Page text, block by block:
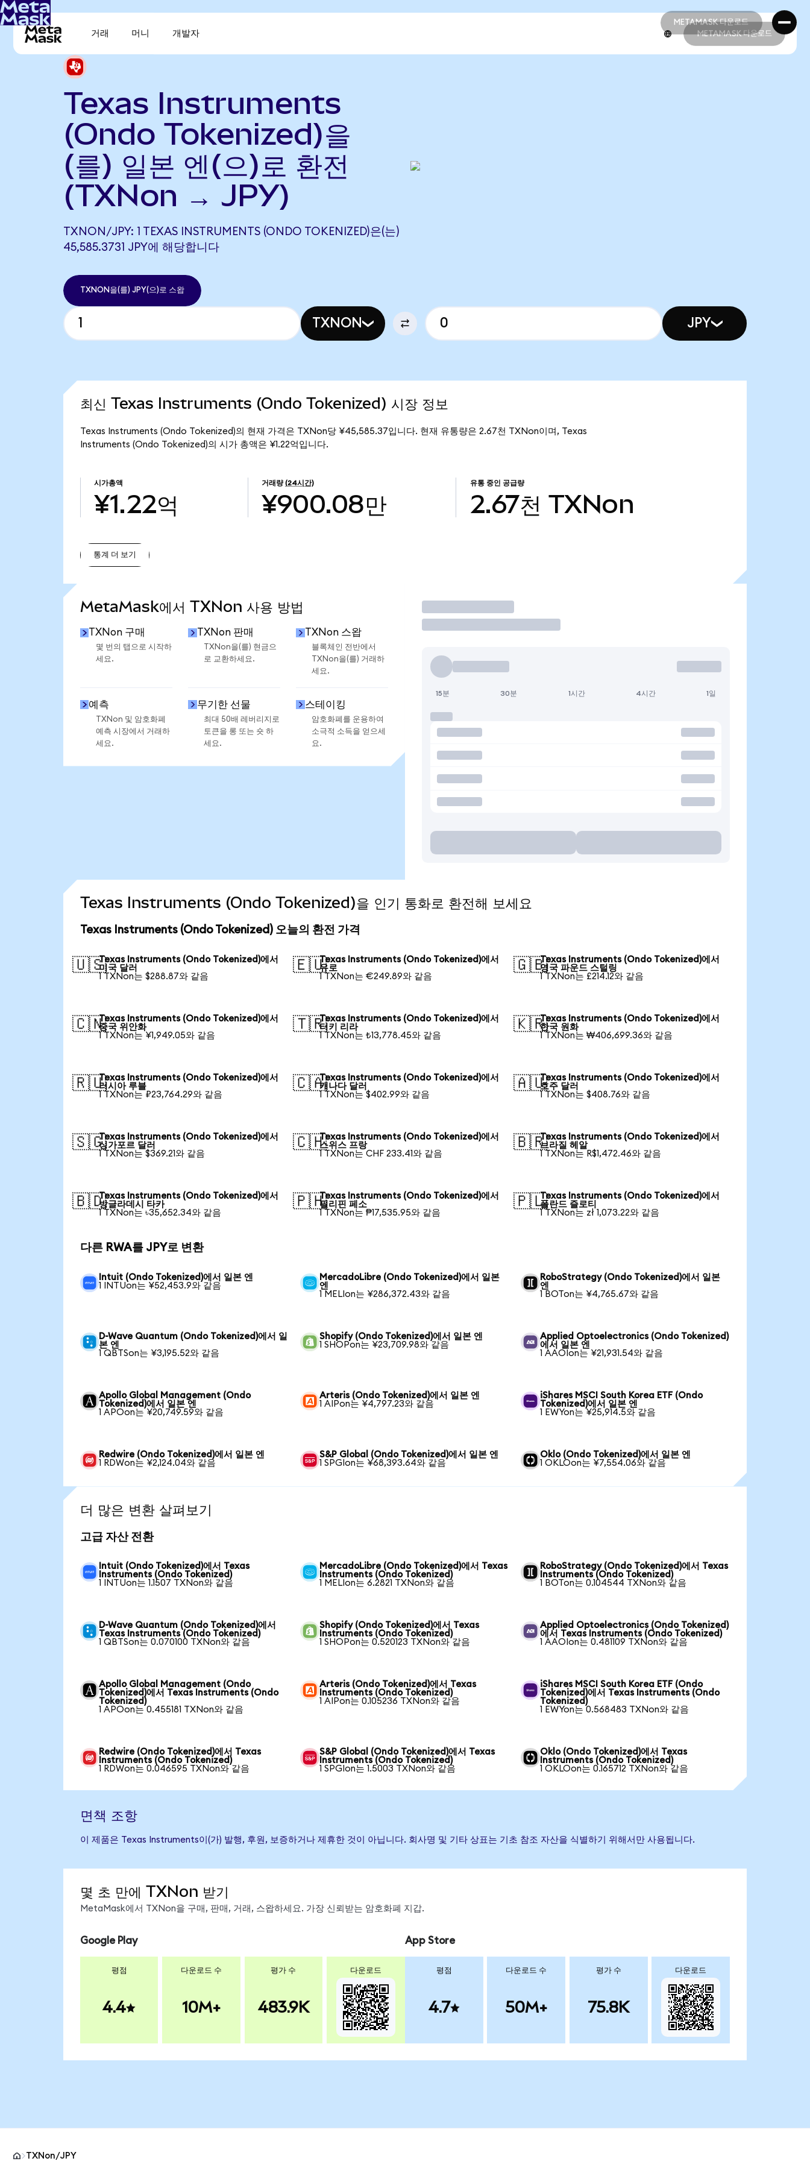
METAMASK 다운로드
METAMASK 다운로드
거래 머니 개발자 METAMASK 다운로드
Texas Instruments
(Ondo Tokenized)을
(를) 일본 엔(으)로 환전
(TXNon → JPY)
TXNON/JPY: 1 TEXAS INSTRUMENTS (ONDO TOKENIZED)은(는)
45,585.3731 JPY에 해당합니다
TXNON을(를) JPY(으)로 스왑
TXNON JPY
최신 Texas Instruments (Ondo Tokenized) 시장 정보
Texas Instruments (Ondo Tokenized)의 현재 가격은 TXNon당 ¥45,585.37입니다. 현재 유통량은 2.67천 TXNon이며, Texas
Instruments (Ondo Tokenized)의 시가 총액은 ¥1.22억입니다.
시가총액
¥1.22억
거래량 (24시간)
¥900.08만
유통 중인 공급량
2.67천 TXNon
통계 더 보기
MetaMask에서 TXNon 사용 방법
TXNon 구매
몇 번의 탭으로 시작하
세요.
TXNon 판매
TXNon을(를) 현금으
로 교환하세요.
TXNon 스왑
블록체인 전반에서
TXNon을(를) 거래하
세요.
예측
TXNon 및 암호화폐
예측 시장에서 거래하
세요.
무기한 선물
최대 50배 레버리지로
토큰을 롱 또는 숏 하
세요.
스테이킹
암호화폐를 운용하여
소극적 소득을 얻으세
요.
거래
15분 30분 1시간 4시간 1일
Texas Instruments (Ondo Tokenized)을 인기 통화로 환전해 보세요
Texas Instruments (Ondo Tokenized) 오늘의 환전 가격
🇺🇸Texas Instruments (Ondo Tokenized)에서
미국 달러
1 TXNon는 $288.87와 같음
🇪🇺Texas Instruments (Ondo Tokenized)에서
유로
1 TXNon는 €249.89와 같음
🇬🇧Texas Instruments (Ondo Tokenized)에서
영국 파운드 스털링
1 TXNon는 £214.12와 같음
🇨🇳Texas Instruments (Ondo Tokenized)에서
중국 위안화
1 TXNon는 ¥1,949.05와 같음
🇹🇷Texas Instruments (Ondo Tokenized)에서
터키 리라
1 TXNon는 ₺13,778.45와 같음
🇰🇷Texas Instruments (Ondo Tokenized)에서
한국 원화
1 TXNon는 ₩406,699.36와 같음
🇷🇺Texas Instruments (Ondo Tokenized)에서
러시아 루블
1 TXNon는 ₽23,764.29와 같음
🇨🇦Texas Instruments (Ondo Tokenized)에서
캐나다 달러
1 TXNon는 $402.99와 같음
🇦🇺Texas Instruments (Ondo Tokenized)에서
호주 달러
1 TXNon는 $408.76와 같음
🇸🇬Texas Instruments (Ondo Tokenized)에서
싱가포르 달러
1 TXNon는 $369.21와 같음
🇨🇭Texas Instruments (Ondo Tokenized)에서
스위스 프랑
1 TXNon는 CHF 233.41와 같음
🇧🇷Texas Instruments (Ondo Tokenized)에서
브라질 헤알
1 TXNon는 R$1,472.46와 같음
🇧🇩Texas Instruments (Ondo Tokenized)에서
방글라데시 타카
1 TXNon는 ৳35,652.34와 같음
🇵🇭Texas Instruments (Ondo Tokenized)에서
필리핀 페소
1 TXNon는 ₱17,535.95와 같음
🇵🇱Texas Instruments (Ondo Tokenized)에서
폴란드 즐로티
1 TXNon는 zł 1,073.22와 같음
다른 RWA를 JPY로 변환
Intuit (Ondo Tokenized)에서 일본 엔
1 INTUon는 ¥52,453.9와 같음
MercadoLibre (Ondo Tokenized)에서 일본
엔
1 MELIon는 ¥286,372.43와 같음
RoboStrategy (Ondo Tokenized)에서 일본
엔
1 BOTon는 ¥4,765.67와 같음
D-Wave Quantum (Ondo Tokenized)에서 일
본 엔
1 QBTSon는 ¥3,195.52와 같음
Shopify (Ondo Tokenized)에서 일본 엔
1 SHOPon는 ¥23,709.98와 같음
Applied Optoelectronics (Ondo Tokenized)
에서 일본 엔
1 AAOIon는 ¥21,931.54와 같음
Apollo Global Management (Ondo
Tokenized)에서 일본 엔
1 APOon는 ¥20,749.59와 같음
Arteris (Ondo Tokenized)에서 일본 엔
1 AIPon는 ¥4,797.23와 같음
iShares MSCI South Korea ETF (Ondo
Tokenized)에서 일본 엔
1 EWYon는 ¥25,914.5와 같음
Redwire (Ondo Tokenized)에서 일본 엔
1 RDWon는 ¥2,124.04와 같음
S&P Global (Ondo Tokenized)에서 일본 엔
1 SPGIon는 ¥68,393.64와 같음
Oklo (Ondo Tokenized)에서 일본 엔
1 OKLOon는 ¥7,554.06와 같음
더 많은 변환 살펴보기
고급 자산 전환
Intuit (Ondo Tokenized)에서 Texas
Instruments (Ondo Tokenized)
1 INTUon는 1.1507 TXNon와 같음
MercadoLibre (Ondo Tokenized)에서 Texas
Instruments (Ondo Tokenized)
1 MELIon는 6.2821 TXNon와 같음
RoboStrategy (Ondo Tokenized)에서 Texas
Instruments (Ondo Tokenized)
1 BOTon는 0.104544 TXNon와 같음
D-Wave Quantum (Ondo Tokenized)에서
Texas Instruments (Ondo Tokenized)
1 QBTSon는 0.070100 TXNon와 같음
Shopify (Ondo Tokenized)에서 Texas
Instruments (Ondo Tokenized)
1 SHOPon는 0.520123 TXNon와 같음
Applied Optoelectronics (Ondo Tokenized)
에서 Texas Instruments (Ondo Tokenized)
1 AAOIon는 0.481109 TXNon와 같음
Apollo Global Management (Ondo
Tokenized)에서 Texas Instruments (Ondo
Tokenized)
1 APOon는 0.455181 TXNon와 같음
Arteris (Ondo Tokenized)에서 Texas
Instruments (Ondo Tokenized)
1 AIPon는 0.105236 TXNon와 같음
iShares MSCI South Korea ETF (Ondo
Tokenized)에서 Texas Instruments (Ondo
Tokenized)
1 EWYon는 0.568483 TXNon와 같음
Redwire (Ondo Tokenized)에서 Texas
Instruments (Ondo Tokenized)
1 RDWon는 0.046595 TXNon와 같음
S&P Global (Ondo Tokenized)에서 Texas
Instruments (Ondo Tokenized)
1 SPGIon는 1.5003 TXNon와 같음
Oklo (Ondo Tokenized)에서 Texas
Instruments (Ondo Tokenized)
1 OKLOon는 0.165712 TXNon와 같음
면책 조항
이 제품은 Texas Instruments이(가) 발행, 후원, 보증하거나 제휴한 것이 아닙니다. 회사명 및 기타 상표는 기초 참조 자산을 식별하기 위해서만 사용됩니다.
몇 초 만에 TXNon 받기
MetaMask에서 TXNon을 구매, 판매, 거래, 스왑하세요. 가장 신뢰받는 암호화폐 지갑.
Google Play
평점
4.4
다운로드 수
10M+
평가 수
483.9K
다운로드
App Store
평점
4.7
다운로드 수
50M+
평가 수
75.8K
다운로드
TXNon/JPY